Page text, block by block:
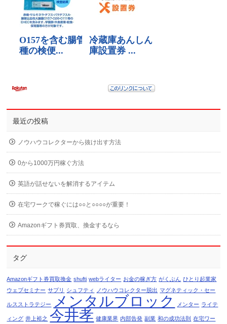
最近の投稿
ノウハウコレクターから抜け出す方法
0から1000万円稼ぐ方法
英語が話せないを解消するアイテム
在宅ワークで稼ぐには○○と○○○○が重要！
Amazonギフト券買取、換金するなら
タグ
Amazonギフト券買取換金 shufti webライター お金の稼ぎ方 がくぶん ひとり起業家
ウェブセミナー サプリ シュフティ ノウハウコレクター脱出 マグネティック・セー
ルスストラテジー メンタルブロック メンター ライテ
ィング 井上裕之 今井孝 健康業界 内部告発 副業 和の成功法則 在宅ワー